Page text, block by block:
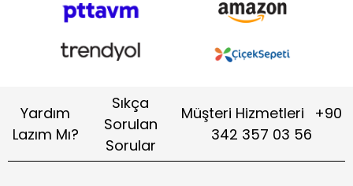
Yardım
Lazım Mı?
Sıkça
Sorulan
Sorular
Müşteri Hizmetleri
+90
342 357 03 56